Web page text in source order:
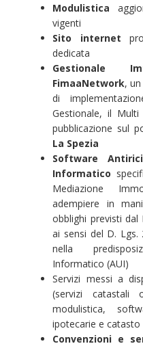
Modulistica
vigenti
Sito internet
dedicata
Gestionale
FimaaNetwork,
di
Gestionale, il
pubblicazione sul
La Spezia
Software
Informatico
Mediazione
adempiere in
obblighi previsti dal
ai sensi del D. Lgs.
nella
Informatico (AUI)
Servizi messi a
(servizi catastali
modulistica,
ipotecarie e catasto
Convenzioni e